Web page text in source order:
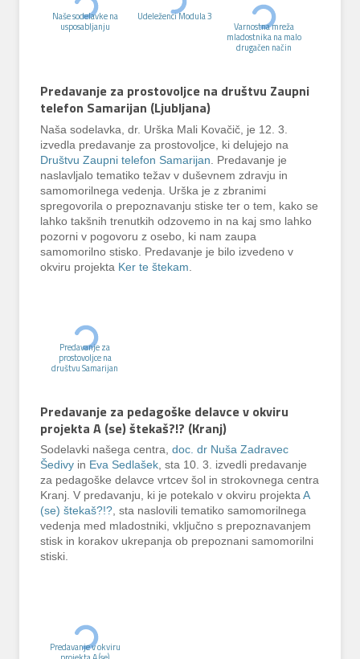
Naše sodelavke na
usposabljanju
Udeleženci Modula 3
Varnostna mreža
mladostnika na malo
drugačen način
Predavanje za prostovoljce na društvu Zaupni
telefon Samarijan (Ljubljana)
Naša sodelavka, dr. Urška Mali Kovačič, je 12. 3.
izvedla predavanje za prostovoljce, ki delujejo na
Društvu Zaupni telefon Samarijan . Predavanje je
naslavljalo tematiko težav v duševnem zdravju in
samomorilnega vedenja. Urška je z zbranimi
spregovorila o prepoznavanju stiske ter o tem, kako se
lahko takšnih trenutkih odzovemo in na kaj smo lahko
pozorni v pogovoru z osebo, ki nam zaupa
samomorilno stisko. Predavanje je bilo izvedeno v
okviru projekta Ker te štekam
Predavanje za
prostovoljce na
društvu Samarijan
Predavanje za pedagoške delavce v okviru
projekta A (se) štekaš?!? (Kranj)
Sodelavki našega centra,doc. dr Nuša Zadravec
Šedivy in Eva Sedlašek, sta 10. 3. izvedli predavanje
za pedagoške delavce vrtcev šol in strokovnega centra
Kranj. V predavanju, ki je potekalo v okviru projektaA
(se) štekaš?!?, sta naslovili tematiko samomorilnega
vedenja med mladostniki, vključno s prepoznavanjem
stisk in korakov ukrepanja ob prepoznani samomorilni
stiski.
Predavanje v okviru